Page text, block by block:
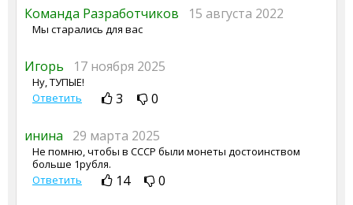
Команда Разработчиков 15 августа 2022
Мы старались для вас
Игорь 17 ноября 2025
Ну, ТУПЫЕ!
Ответить
3 0
инина 29 марта 2025
Не помню, чтобы в СССР были монеты достоинством
больше 1рубля.
Ответить
14 0